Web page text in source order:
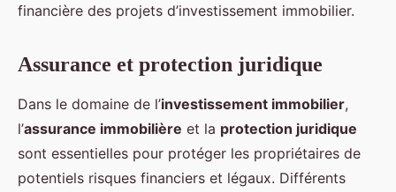
financière des projets d’investissement immobilier.
Assurance et protection juridique
Dans le domaine de l’investissement immobilier,
l’assurance immobilière et la protection juridique
sont essentielles pour protéger les propriétaires de
potentiels risques financiers et légaux. Différents